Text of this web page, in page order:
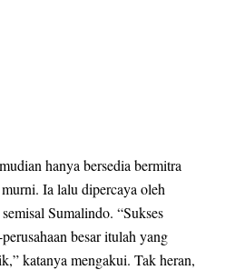
hanya bersedia bermitra
Ia lalu dipercaya oleh
Sumalindo. “Sukses
besar itulah yang
katanya mengakui. Tak heran,